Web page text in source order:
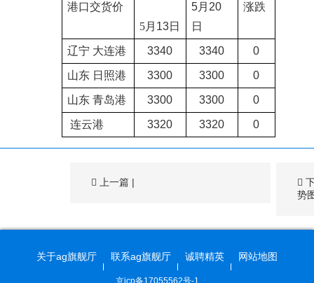
港口交货价
5月 13日
5月 20
日
涨跌
辽宁 大连港 3340 3340 0
山东 日照港 3300 3300 0
山东 青岛港 3300 3300 0
连云港 3320 3320 0
上一篇 |
势
关于ag旗舰厅 联系ag旗舰厅 诚聘精英 网站地图
京icp备17055562号-1